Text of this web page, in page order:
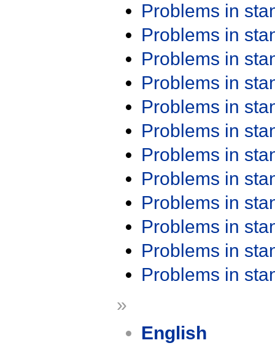
Problems in
Problems in
Problems in
Problems in
Problems in
Problems in
Problems in
Problems in
Problems in
Problems in
Problems in
Problems in
»
English